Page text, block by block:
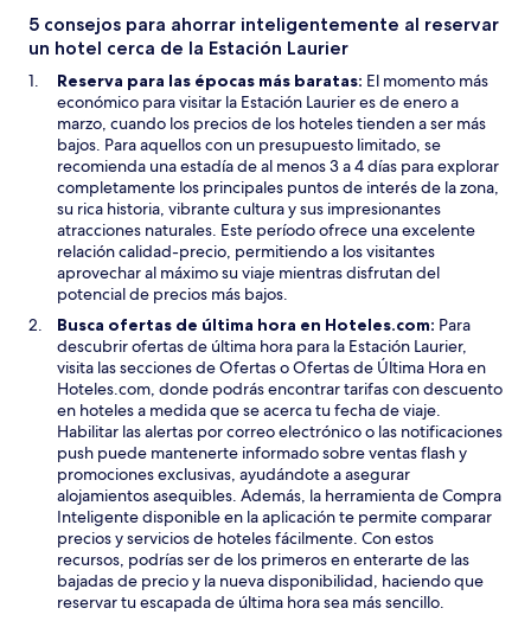
e
n
t
a
n
a
u
n
n
u
e
v
a
v
e
n
t
a
n
a
5 consejos para ahorrar inteligentemente al reservar
un hotel cerca de la Estación Laurier
Reserva para las épocas más baratas: El momento más
económico para visitar la Estación Laurier es de enero a
marzo, cuando los precios de los hoteles tienden a ser más
bajos. Para aquellos con un presupuesto limitado, se
recomienda una estadía de al menos 3 a 4 días para explorar
completamente los principales puntos de interés de la zona,
su rica historia, vibrante cultura y sus impresionantes
atracciones naturales. Este período ofrece una excelente
relación calidad-precio, permitiendo a los visitantes
aprovechar al máximo su viaje mientras disfrutan del
potencial de precios más bajos.
Busca ofertas de última hora en Hoteles.com: Para
descubrir ofertas de última hora para la Estación Laurier,
visita las secciones de Ofertas o Ofertas de Última Hora en
Hoteles.com, donde podrás encontrar tarifas con descuento
en hoteles a medida que se acerca tu fecha de viaje.
Habilitar las alertas por correo electrónico o las notificaciones
push puede mantenerte informado sobre ventas flash y
promociones exclusivas, ayudándote a asegurar
alojamientos asequibles. Además, la herramienta de Compra
Inteligente disponible en la aplicación te permite comparar
precios y servicios de hoteles fácilmente. Con estos
recursos, podrías ser de los primeros en enterarte de las
bajadas de precio y la nueva disponibilidad, haciendo que
reservar tu escapada de última hora sea más sencillo.